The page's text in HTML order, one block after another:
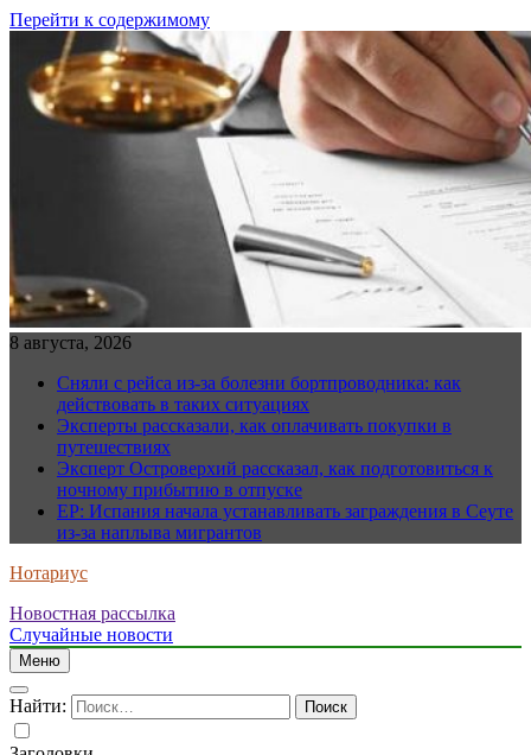
Перейти к содержимому
8 августа, 2026
Сняли с рейса из-за болезни бортпроводника: как
действовать в таких ситуациях
Эксперты рассказали, как оплачивать покупки в
путешествиях
Эксперт Островерхий рассказал, как подготовиться к
ночному прибытию в отпуске
EP: Испания начала устанавливать заграждения в Сеуте
из-за наплыва мигрантов
Нотариус
Новостная рассылка
Случайные новости
Меню
Найти: